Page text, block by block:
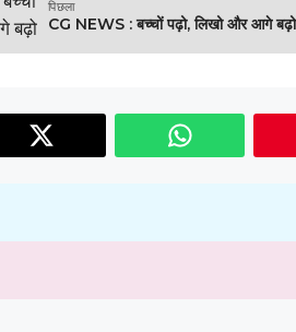
पिछला
CG NEWS : बच्चों पढ़ो, लिखो और आगे बढ़ो